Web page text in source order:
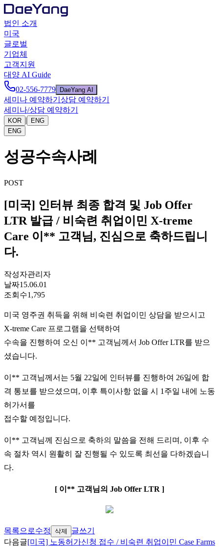
법인 소개
미국
글로벌
기업체
고객지원
대양 AI Guide
02-556-7779
DaeYang AI
세미나 예약하기 상담 예약하기
세미나/상담 예약하기
KOR |
ENG
ENG
성공수속사례
POST
[미국] 인터뷰 최종 합격 및 Job Offer
LTR 발급 / 비숙련 취업이민 X-treme
Care 이** 고객님, 진심으로 축하드립니
다.
작성자관리자
날짜15.06.01
조회수1,795
미국 영주권 취득을 위해 비숙련 취업이민 상담을 받으시고
X-treme Care 프로그램을 선택하여
수속을 진행하여 오신 이** 고객님께서 Job Offer LTR를 받으
셨습니다.
이** 고객님께서는 5월 22일에 인터뷰를 진행하여 26일에 합
격 통보를 받으셨으며, 이후 특이사항 없을 시 1주일 내에 노동
허가서를
접수할 예정입니다.
이** 고객님께 진심으로 축하의 말씀을 전해 드리며, 이후 수
속 절차 역시 원활히 잘 진행될 수 있도록 최선을 다하겠습니
다.
[ 이** 고객님의 Job Offer LTR ]
목록으로수정 삭제
글쓰기
다음글[미국] 노동허가신청 접수 / 비숙련 취업이민 Case Farms